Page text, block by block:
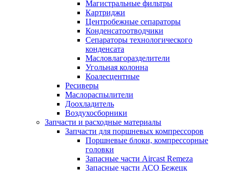
Магистральные фильтры
Картриджи
Центробежные сепараторы
Конденсатоотводчики
Сепараторы технологического
конденсата
Масловлагоразделители
Угольная колонна
Коалесцентные
Ресиверы
Маслораспылители
Доохладитель
Воздухосборники
Запчасти и расходные материалы
Запчасти для поршневых компрессоров
Поршневые блоки, компрессорные
головки
Запасные части Aircast Remeza
Запасные части АСО Бежецк